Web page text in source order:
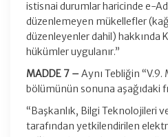
istisnai durumlar haricinde e-
düzenlemeyen mükellefler
düzenleyenler dahil) hakkında
hükümler uygulanır.”
MADDE 7 – Aynı Tebliğin “V.9.
bölümünün sonuna aşağıdaki
“Başkanlık, Bilgi Teknolojileri
tarafından yetkilendirilen